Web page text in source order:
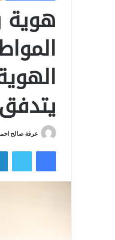
عرفة صالح
فيسبوك